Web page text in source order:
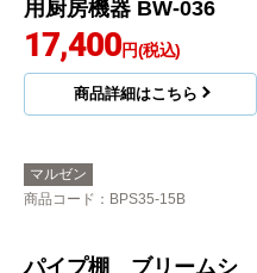
マルゼン
商品コード：BW-036
調理台・スノコ板付
ブリームシリーズ 業務
用厨房機器 BW-036
17,400 円(税込)